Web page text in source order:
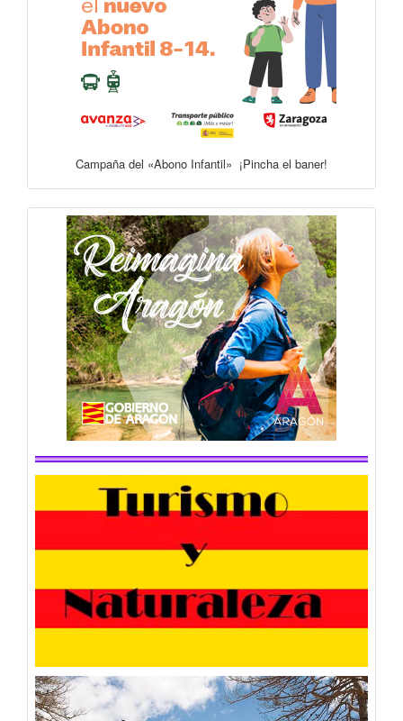
Campaña del «Abono Infantil» ¡Pincha el baner!